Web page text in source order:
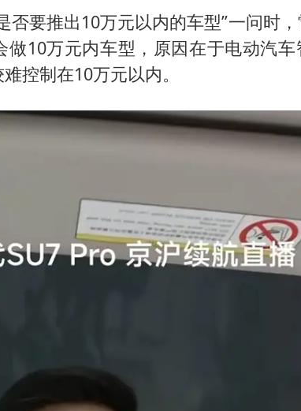
第一杯奶茶到底有多火
：坚决反制任何闹海挑衅图谋
开幕式
贸延续良好增长态势
阿勒泰八月能滑雪”不实
韩磊 谁帮谁
否要推出10万元以内的车型”一问时，
做10万元内车型，原因在于电动汽车
控制在10万元以内。